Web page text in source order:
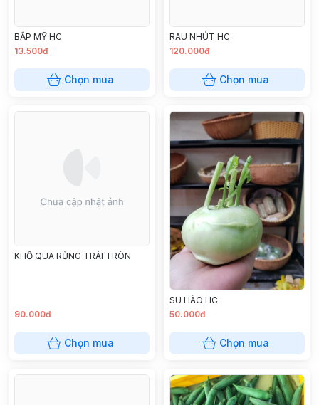
BẮP MỸ HC
13.500đ
Chọn mua
RAU NHÚT HC
120.000đ
Chọn mua
KHỔ QUA RỪNG TRÁI TRÒN
90.000đ
Chọn mua
SU HÀO HC
50.000đ
Chọn mua